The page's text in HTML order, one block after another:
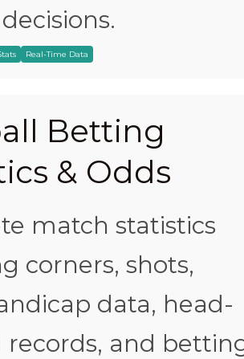
Real-Time Data
Betting
& Odds
match statistics
corners, shots,
data, head-
records, and